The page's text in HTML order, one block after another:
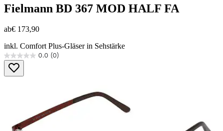
Fielmann BD 367 MOD HALF FA
ab€ 173,90
inkl. Comfort Plus-Gläser in Sehstärke
0.0 (0)
0.0
von
5